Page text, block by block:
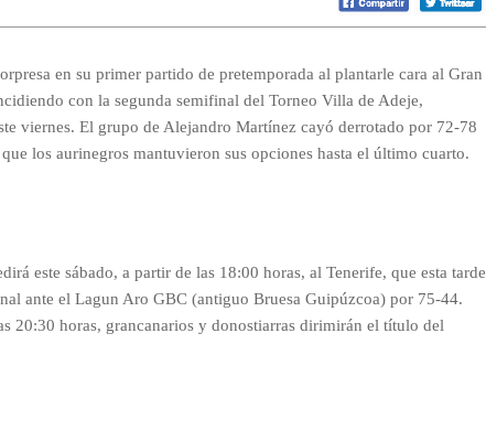
en su primer partido de pretemporada al plantarle cara al Gran
con la segunda semifinal del Torneo Villa de Adeje,
viernes. El grupo de Alejandro Martínez cayó derrotado por 72-78
los aurinegros mantuvieron sus opciones hasta el último cuarto.
este sábado, a partir de las 18:00 horas, al Tenerife, que esta tarde
ante el Lagun Aro GBC (antiguo Bruesa Guipúzcoa) por 75-44.
20:30 horas, grancanarios y donostiarras dirimirán el título del